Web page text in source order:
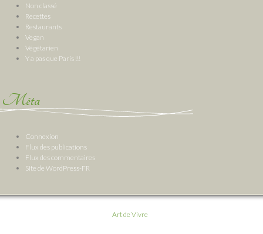
Non classé
Recettes
Restaurants
Vegan
Végétarien
Y a pas que Paris !!!
Méta
Connexion
Flux des publications
Flux des commentaires
Site de WordPress-FR
Art de Vivre